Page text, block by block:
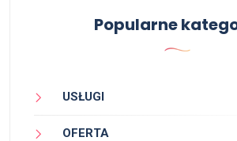
Popularne
USŁUGI
OFERTA